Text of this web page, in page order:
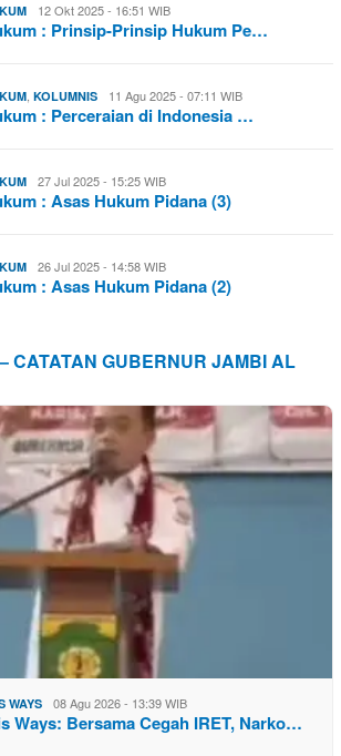
12 Okt 2025 - 16:51 WIB
: Prinsip-Prinsip Hukum Pe…
, KOLUMNIS 11 Agu 2025 - 07:11 WIB
: Perceraian di Indonesia …
27 Jul 2025 - 15:25 WIB
: Asas Hukum Pidana (3)
26 Jul 2025 - 14:58 WIB
: Asas Hukum Pidana (2)
CATATAN GUBERNUR JAMBI AL
WAYS 08 Agu 2026 - 13:39 WIB
Ways: Bersama Cegah IRET, Narko…